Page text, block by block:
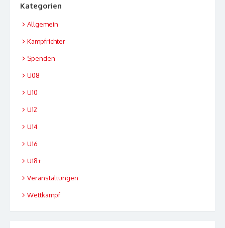
Kategorien
Allgemein
Kampfrichter
Spenden
U08
U10
U12
U14
U16
U18+
Veranstaltungen
Wettkampf